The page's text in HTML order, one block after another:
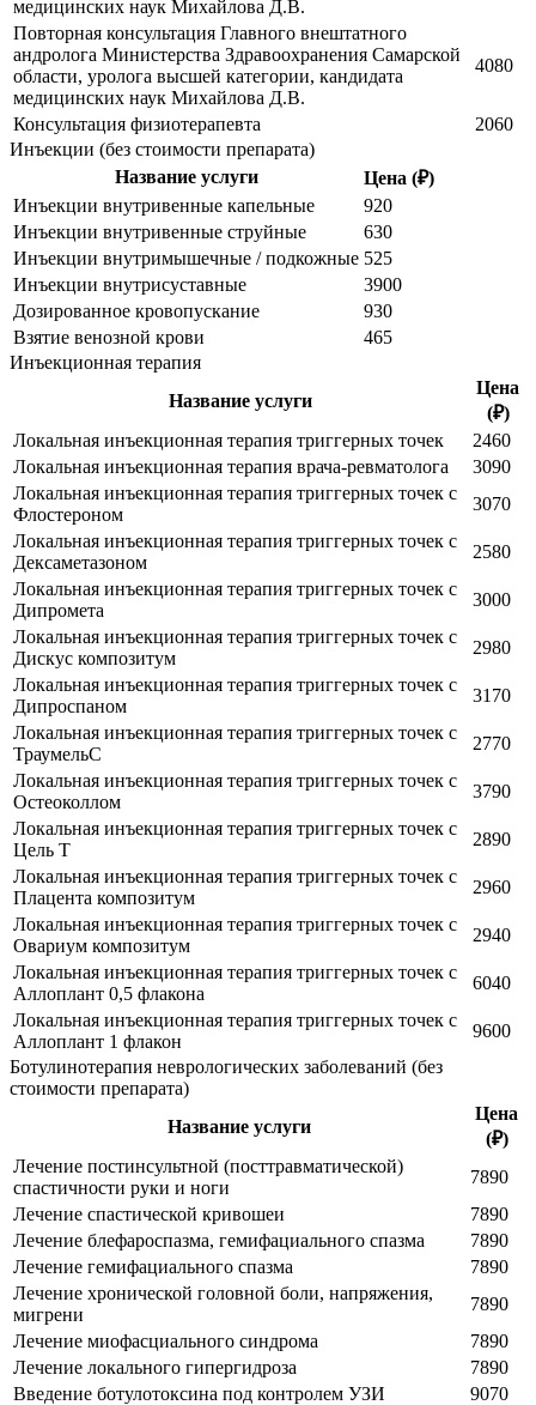
медицинских наук Михайлова Д.В.
Повторная консультация Главного внештатного
андролога Министерства Здравоохранения Самарской
области, уролога высшей категории, кандидата
медицинских наук Михайлова Д.В.
4080
Консультация физиотерапевта
2060
Инъекции (без стоимости препарата)
Название услуги
Цена (₽)
Инъекции внутривенные капельные
920
Инъекции внутривенные струйные
630
Инъекции внутримышечные / подкожные 525
Инъекции внутрисуставные
3900
Дозированное кровопускание
930
Взятие венозной крови
465
Инъекционная терапия
Название услуги
Цена
(₽)
Локальная инъекционная терапия триггерных точек
2460
Локальная инъекционная терапия врача-ревматолога
3090
Локальная инъекционная терапия триггерных точек с
Флостероном
3070
Локальная инъекционная терапия триггерных точек с
Дексаметазоном
2580
Локальная инъекционная терапия триггерных точек с
Дипромета
3000
Локальная инъекционная терапия триггерных точек с
Дискус композитум
2980
Локальная инъекционная терапия триггерных точек с
Дипроспаном
3170
Локальная инъекционная терапия триггерных точек с
ТраумельС
2770
Локальная инъекционная терапия триггерных точек с
Остеоколлом
3790
Локальная инъекционная терапия триггерных точек с
Цель Т
2890
Локальная инъекционная терапия триггерных точек с
Плацента композитум
2960
Локальная инъекционная терапия триггерных точек с
Овариум композитум
2940
Локальная инъекционная терапия триггерных точек с
Аллоплант 0,5 флакона
6040
Локальная инъекционная терапия триггерных точек с
Аллоплант 1 флакон
9600
Ботулинотерапия неврологических заболеваний (без
стоимости препарата)
Название услуги
Цена
(₽)
Лечение постинсультной (посттравматической)
спастичности руки и ноги
7890
Лечение спастической кривошеи
7890
Лечение блефароспазма, гемифациального спазма
7890
Лечение гемифациального спазма
7890
Лечение хронической головной боли, напряжения,
мигрени
7890
Лечение миофасциального синдрома
7890
Лечение локального гипергидроза
7890
Введение ботулотоксина под контролем УЗИ
9070